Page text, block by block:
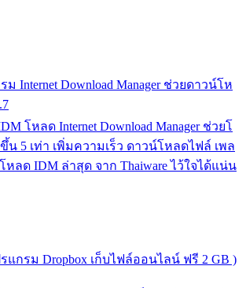
Internet Download Manager ช่วยดาวน์โห
โหลด Internet Download Manager ช่วยโ
น 5 เท่า เพิ่มความเร็ว ดาวน์โหลดไฟล์ เพล
หลด IDM ล่าสุด จาก Thaiware ไว้ใจได้แน่น
แกรม Dropbox เก็บไฟล์ออนไลน์ ฟรี 2 GB )